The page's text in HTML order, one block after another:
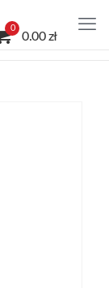
0
0.00 zł